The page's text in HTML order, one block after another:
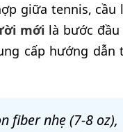
giữa tennis, cầu
mới là bước
cấp hướng dẫn
fiber nhẹ (7-8 oz),